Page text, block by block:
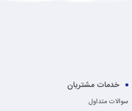
خدمات مشتریان
سوالات متداول